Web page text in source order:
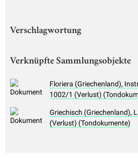
Verschlagwortung
Verknüpfte Sammlungsobjekte
Floriera (Griechenland),
1002/1 (Verlust)
Griechisch (Griechenland),
(Verlust) (Tondokumente)